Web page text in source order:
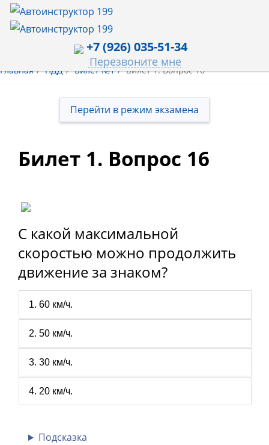
+7 (926) 035-51-34
Перезвоните мне
Главная ПДД Билет №1 Билет 1. Вопрос 16
Перейти в режим экзамена
Билет 1. Вопрос 16
С какой максимальной
скоростью можно продолжить
движение за знаком?
1. 60 км/ч.
2. 50 км/ч.
3. 30 км/ч.
4. 20 км/ч.
Подсказка